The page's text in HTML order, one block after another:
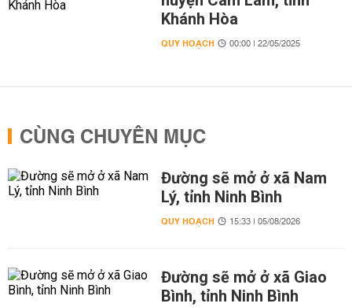
Khánh Hòa
QUY HOẠCH 00:00 | 22/05/2025
CÙNG CHUYÊN MỤC
Đường sẽ mở ở xã Nam
Lý, tỉnh Ninh Bình
QUY HOẠCH 15:33 | 05/08/2026
Đường sẽ mở ở xã Giao
Bình, tỉnh Ninh Bình